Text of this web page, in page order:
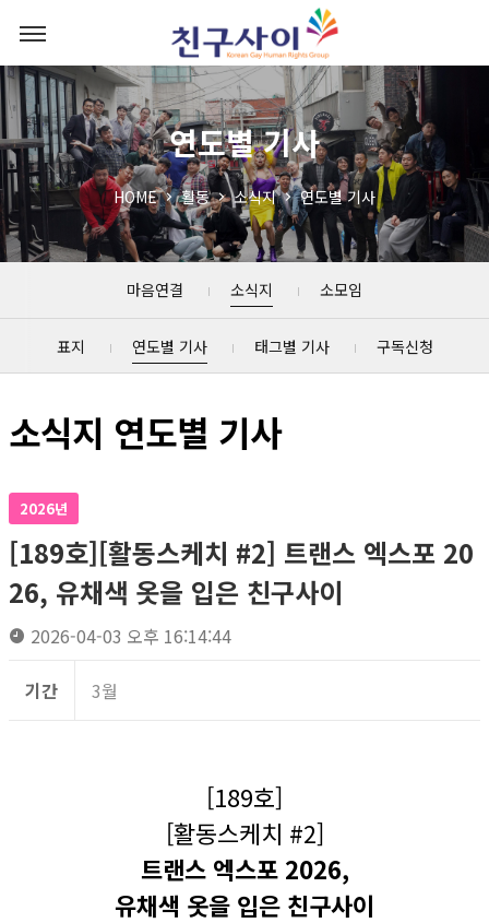
연도별 기사
HOME 활동 소식지 연도별 기사
마음연결 소식지 소모임
표지 연도별 기사 태그별 기사 구독신청
소식지 연도별 기사
2026년
[189호][활동스케치 #2] 트랜스 엑스포 20
26, 유채색 옷을 입은 친구사이
2026-04-03 오후 16:14:44
기간 3월
[189호]
[활동스케치 #2]
트랜스 엑스포 2026,
유채색 옷을 입은 친구사이